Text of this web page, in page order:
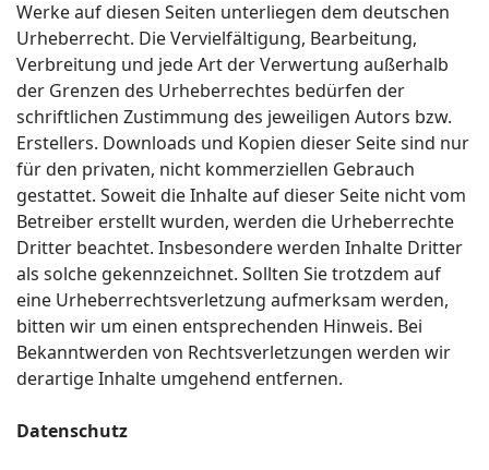
Werke auf diesen Seiten unterliegen dem deutschen
Urheberrecht. Die Vervielfältigung, Bearbeitung,
Verbreitung und jede Art der Verwertung außerhalb
der Grenzen des Urheberrechtes bedürfen der
schriftlichen Zustimmung des jeweiligen Autors bzw.
Erstellers. Downloads und Kopien dieser Seite sind nur
für den privaten, nicht kommerziellen Gebrauch
gestattet. Soweit die Inhalte auf dieser Seite nicht vom
Betreiber erstellt wurden, werden die Urheberrechte
Dritter beachtet. Insbesondere werden Inhalte Dritter
als solche gekennzeichnet. Sollten Sie trotzdem auf
eine Urheberrechtsverletzung aufmerksam werden,
bitten wir um einen entsprechenden Hinweis. Bei
Bekanntwerden von Rechtsverletzungen werden wir
derartige Inhalte umgehend entfernen.
Datenschutz